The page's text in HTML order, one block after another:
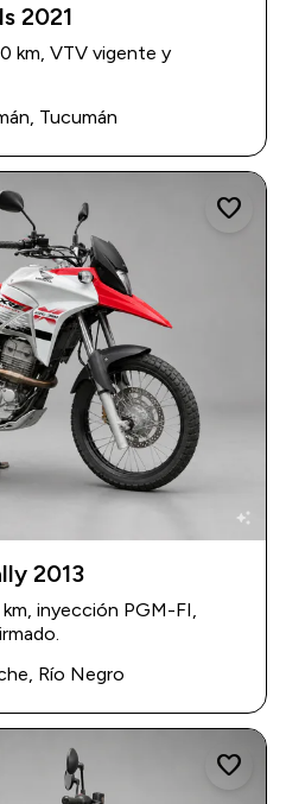
2021
km, VTV vigente y
Tucumán
auto_awesome
2013
inyección PGM-FI,
Río Negro
favorite
favorite